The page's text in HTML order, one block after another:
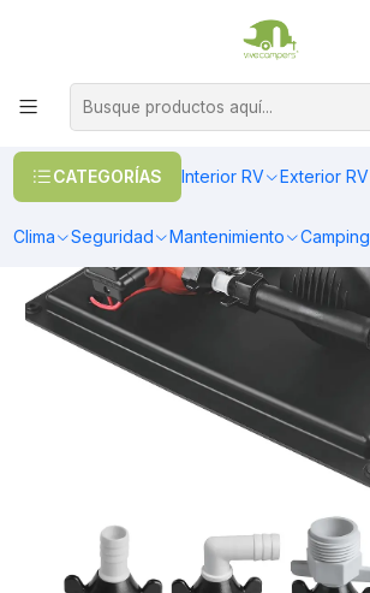
CATEGORÍAS Interior RV Exterior RV
Clima Seguridad Mantenimiento Camping
OFERTAS EN CALEFACCIÓN DIESEL